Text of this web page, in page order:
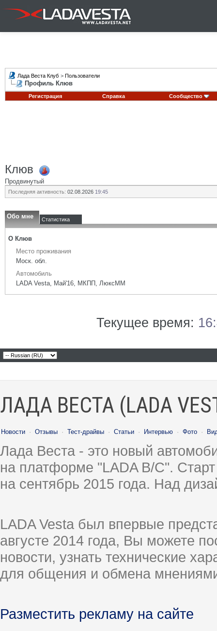
Лада Веста Клуб > Пользователи
Профиль Клюв
Регистрация Справка Сообщество
Клюв
Продвинутый
Последняя активность: 02.08.2026 19:45
Обо мне Статистика
О Клюв
Место проживания
Моск. обл.
Автомобиль
LADA Vesta, Май'16, МКПП, ЛюксММ
Текущее время:
ЛАДА ВЕСТА (LADA
Новости · Отзывы · Тест-драйвы · Статьи · Интервью · Фото ·
Лада Веста - это новый
на платформе "LADA B/C".
на сентябрь 2015 года. Над
LADA Vesta был впервые
августе 2014 года, Вы можете
новости, узнать технические
для общения и обмена
Разместить рекламу на сайте